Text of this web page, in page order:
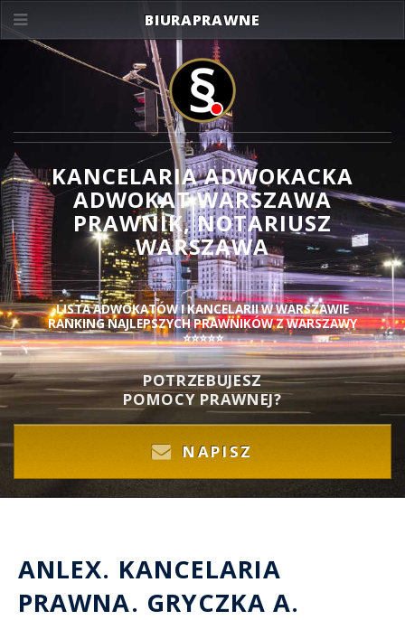
KANCELARIA ADWOKACKA
ADWOKAT WARSZAWA
PRAWNIK, NOTARIUSZ
WARSZAWA
LISTA ADWOKATÓW I KANCELARII W WARSZAWIE
RANKING NAJLEPSZYCH PRAWNIKÓW Z WARSZAWY
⭐⭐⭐⭐⭐
POTRZEBUJESZ
POMOCY PRAWNEJ?
NAPISZ
ANLEX. KANCELARIA
PRAWNA. GRYCZKA A.
BIURAPRAWNE